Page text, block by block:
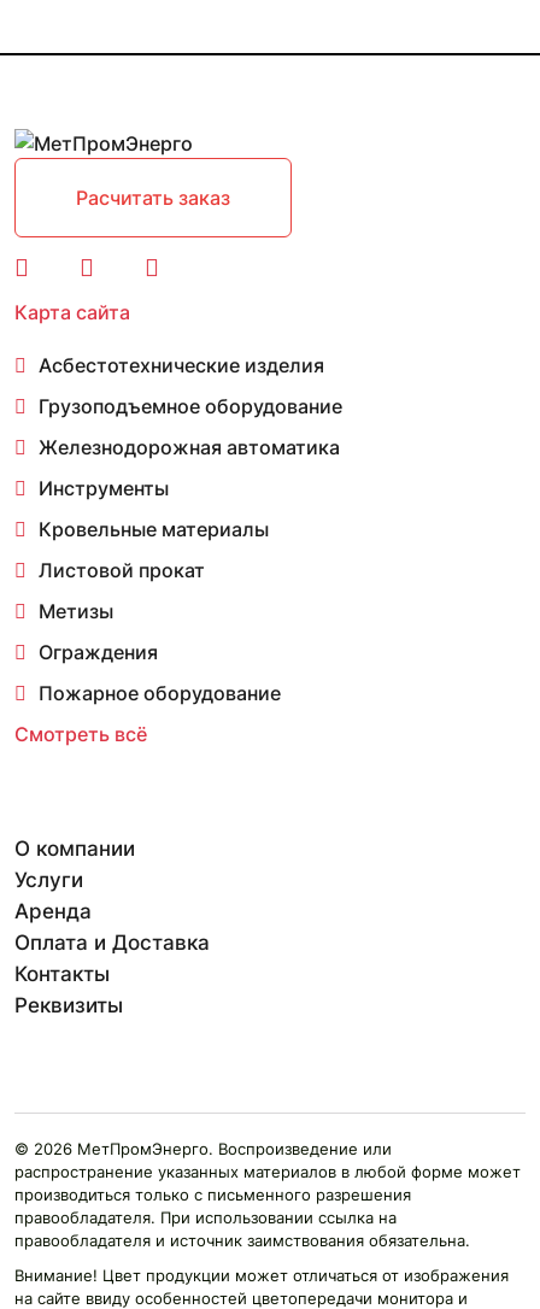
Расчитать заказ
Карта сайта
Асбестотехнические изделия
Грузоподъемное оборудование
Железнодорожная автоматика
Инструменты
Кровельные материалы
Листовой прокат
Метизы
Ограждения
Пожарное оборудование
Смотреть всё
О компании
Услуги
Аренда
Оплата и Доставка
Контакты
Реквизиты
© 2026 МетПромЭнерго. Воспроизведение или
распространение указанных материалов в любой форме может
производиться только с письменного разрешения
правообладателя. При использовании ссылка на
правообладателя и источник заимствования обязательна.
Внимание! Цвет продукции может отличаться от изображения
на сайте ввиду особенностей цветопередачи монитора и